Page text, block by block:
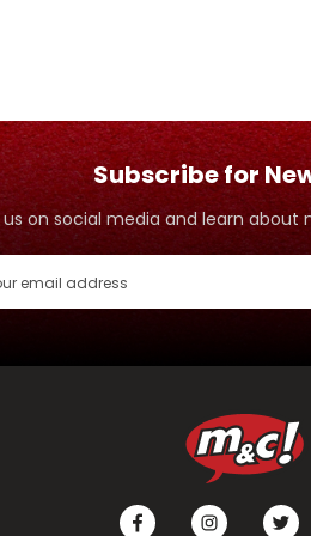
Subscribe for
on social media and learn about